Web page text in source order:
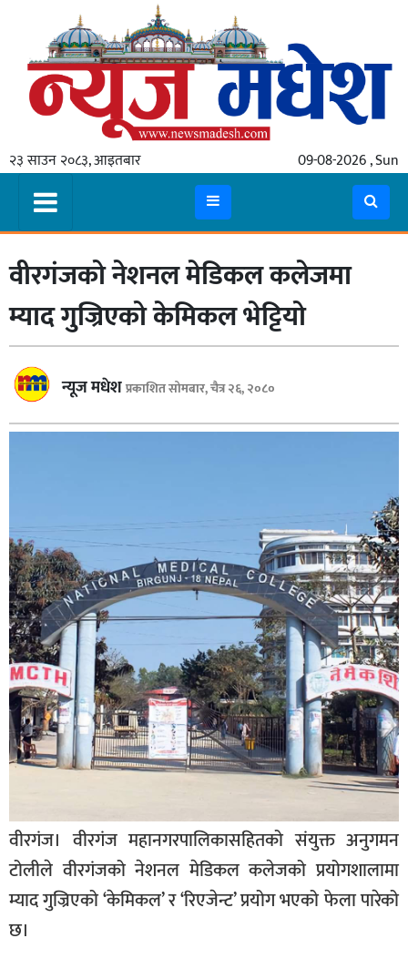
२३ साउन २०८३, आइतबार 09-08-2026 , Sun
गृहपृष्ठ
स्थानीय
प्रदेश
मधेश
प्रदेश
लुम्बिनी
गण्डकी
बागमती
विशेष
राजनीति
प्रमुख
समाचार
राष्ट्रिय
अन्तराष्ट्रिय
अन्तरबार्ता
खेलकुद
मनोरञ्जन
फोटो
वीरगंजको नेशनल मेडिकल कलेजमा
म्याद गुज्रिएको केमिकल भेट्टियो
न्यूज मधेशप्रकाशित सोमबार, चैत्र २६, २०८०
वीरगंज। वीरगंज महानगरपालिकासहितको संयुक्त अनुगमन
टोलीले वीरगंजको नेशनल मेडिकल कलेजको प्रयोगशालामा
म्याद गुज्रिएको ‘केमिकल’ र ‘रिएजेन्ट’ प्रयोग भएको फेला पारेको
छ।